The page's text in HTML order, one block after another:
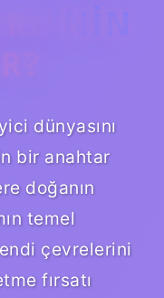
dünyasını
bir anahtar
doğanın
temel
çevrelerini
fırsatı